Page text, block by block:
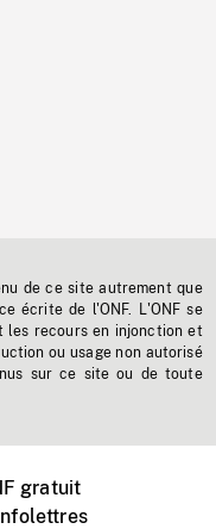
de ce site autrement que
écrite de l'ONF. L'ONF se
les recours en injonction et
ou usage non autorisé
sur ce site ou de toute
gratuit